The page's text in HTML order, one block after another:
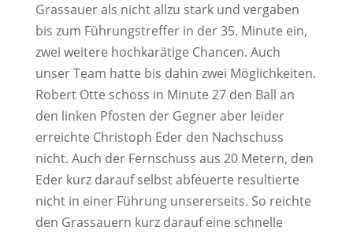
Grassauer als nicht allzu stark und vergaben
bis zum Führungstreffer in der 35. Minute ein,
zwei weitere hochkarätige Chancen. Auch
unser Team hatte bis dahin zwei Möglichkeiten.
Robert Otte schoss in Minute 27 den Ball an
den linken Pfosten der Gegner aber leider
erreichte Christoph Eder den Nachschuss
nicht. Auch der Fernschuss aus 20 Metern, den
Eder kurz darauf selbst abfeuerte resultierte
nicht in einer Führung unsererseits. So reichte
den Grassauern kurz darauf eine schnelle